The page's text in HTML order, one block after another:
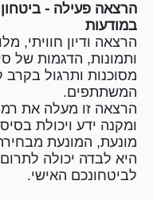
הרצאה פעילה -
במודעות
הרצאה ודיון חוויתי,
ותמונות, הדגמות של
מסוכנות ותרגול בקרב
המשתתפים.
הרצאה זו מעלה את
ומקנה ידע ויכולת
מונעת, המונעת
היא לבדה יכולה
לביטחונכם האישי.